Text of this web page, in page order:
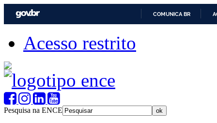
COMUNICA BR
Acesso restrito
Pesquisa na ENCE